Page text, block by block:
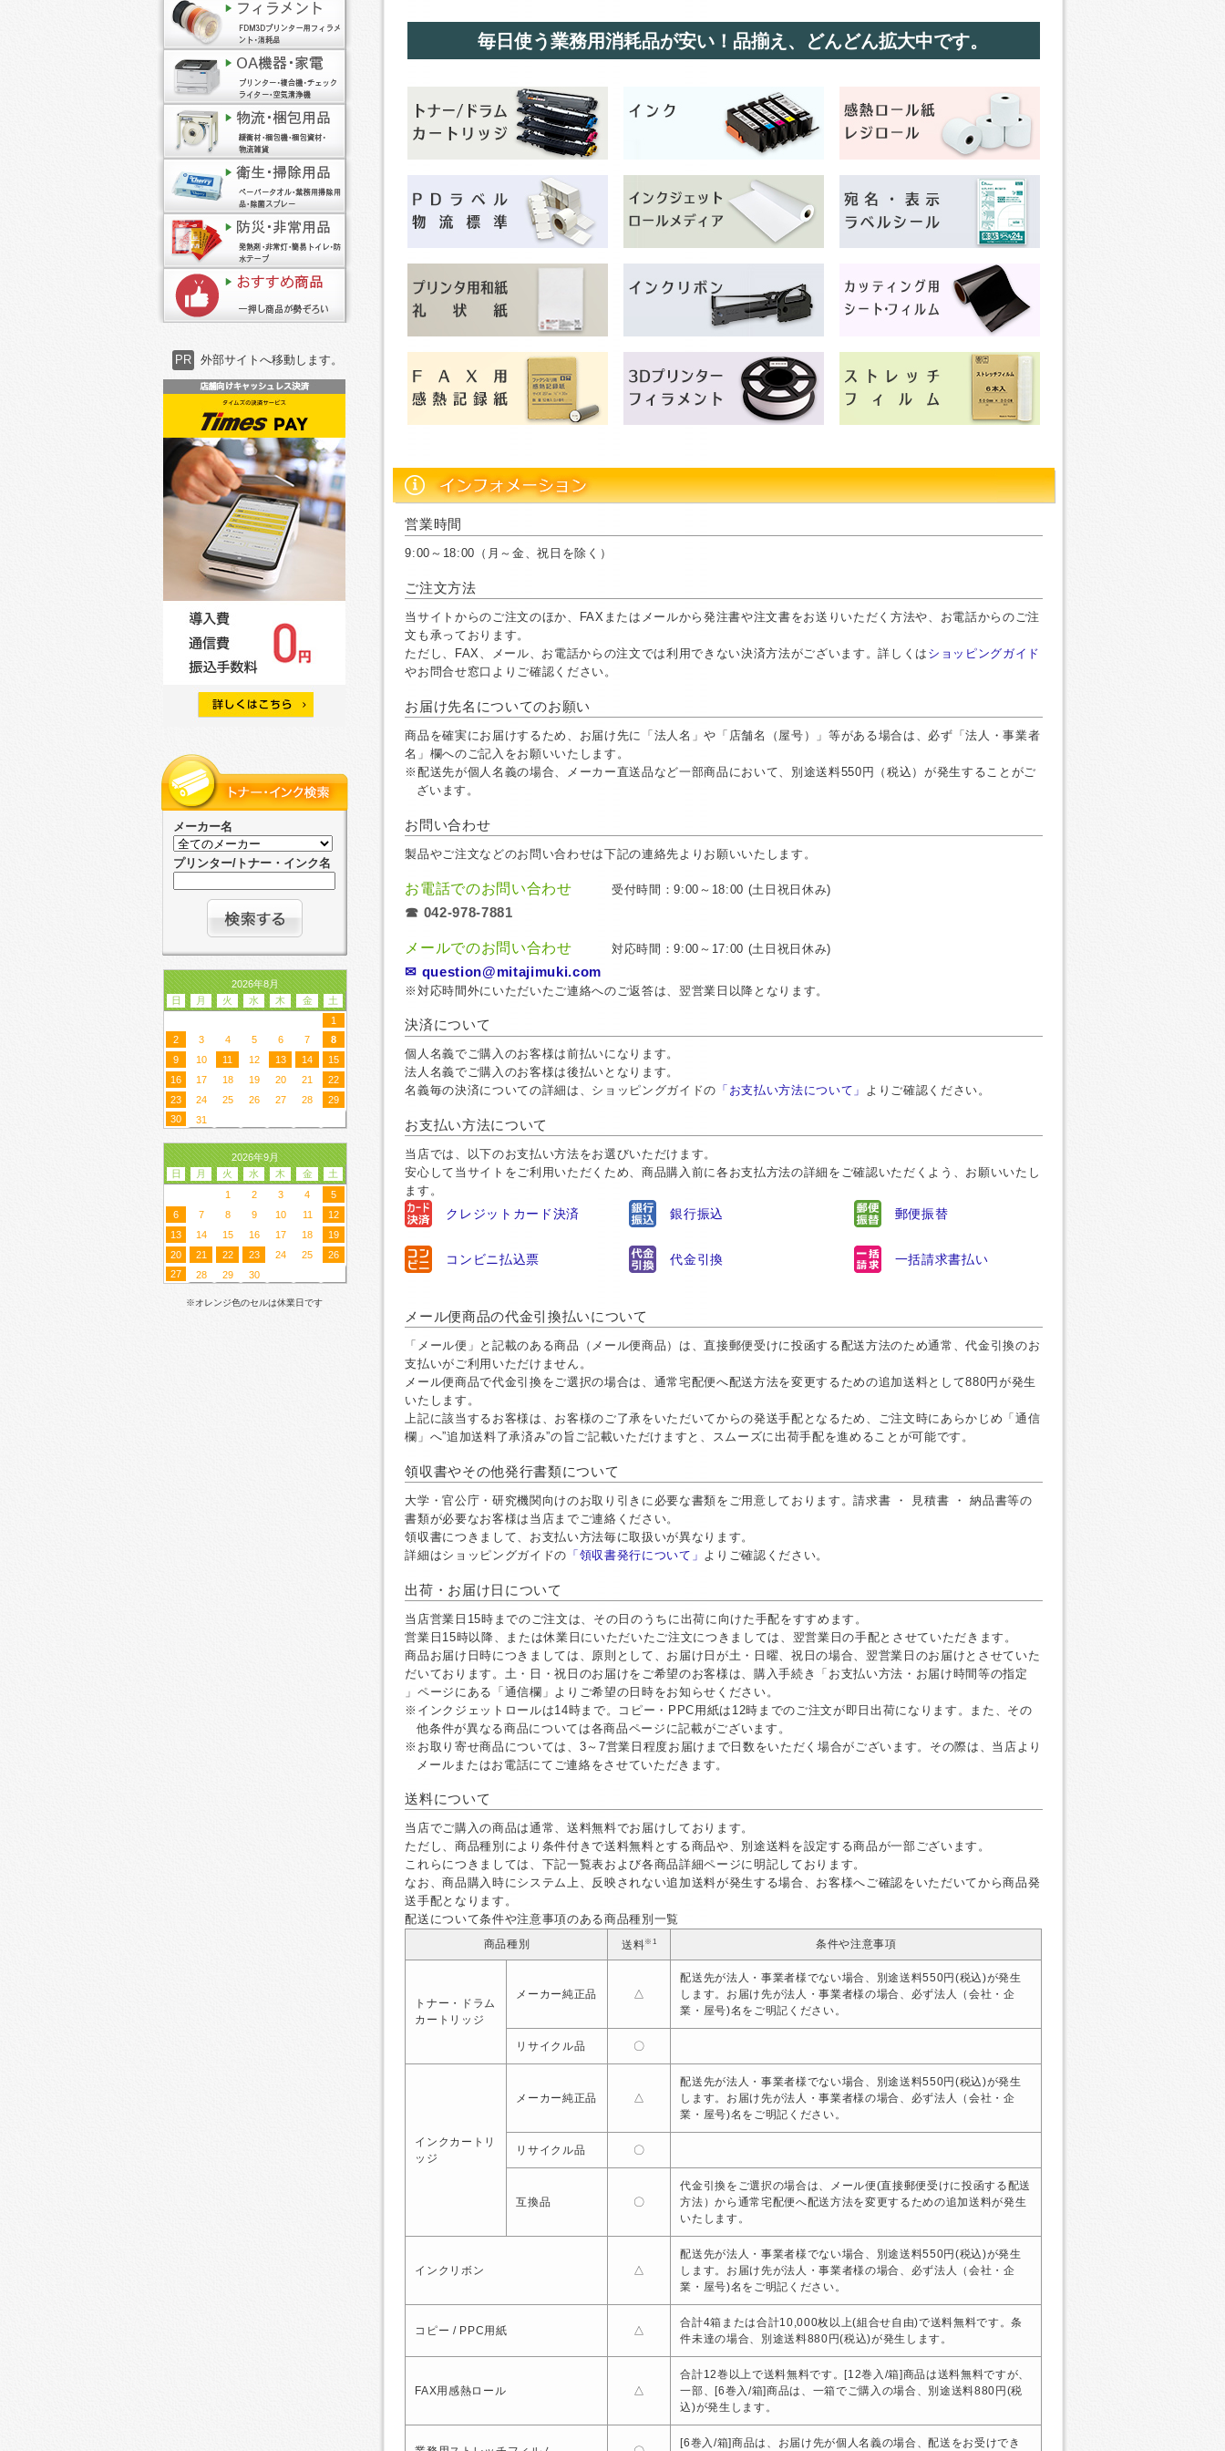
PR 外部サイトへ移動します。
メーカー名
プリンター/トナー・インク名
2026年8月
日
月 火 水 木 金
土
1
2
3 4 5 6 7
8
9
10 11 12 13 14
15
16
17 18 19 20 21
22
23
24 25 26 27 28
29
30
31
2026年9月
日
月 火 水 木 金
土
1
2 3 4
5
6
7 8 9 10 11
12
13
14 15 16 17 18
19
20
21 22 23 24 25
26
27
28 29 30
※オレンジ色のセルは休業日です
毎日使う業務用消耗品が安い！品揃え、どんどん拡大中です。
営業時間
9:00～18:00（月～金、祝日を除く）
ご注文方法
当サイトからのご注文のほか、FAXまたはメールから発注書や注文書をお送りいただく方法や、お電話からのご注
文も承っております。
ただし、FAX、メール、お電話からの注文では利用できない決済方法がございます。詳しくは ショッピングガイド
やお問合せ窓口よりご確認ください。
お届け先名についてのお願い
商品を確実にお届けするため、お届け先に「法人名」や「店舗名（屋号）」等がある場合は、必ず「法人・事業者
名」欄へのご記入をお願いいたします。
※配送先が個人名義の場合、メーカー直送品など一部商品において、別途送料550円（税込）が発生することがご
ざいます。
お問い合わせ
製品やご注文などのお問い合わせは下記の連絡先よりお願いいたします。
お電話でのお問い合わせ 受付時間：9:00～18:00 (土日祝日休み)
☎ 042-978-7881
メールでのお問い合わせ 対応時間：9:00～17:00 (土日祝日休み)
✉ question@mitajimuki.com
※対応時間外にいただいたご連絡へのご返答は、翌営業日以降となります。
決済について
個人名義でご購入のお客様は前払いになります。
法人名義でご購入のお客様は後払いとなります。
名義毎の決済についての詳細は、ショッピングガイドの 「お支払い方法について」 よりご確認ください。
お支払い方法について
当店では、以下のお支払い方法をお選びいただけます。
安心して当サイトをご利用いただくため、商品購入前に各お支払方法の詳細をご確認いただくよう、お願いいたし
ます。
クレジットカード決済 銀行振込 郵便振替
コンビニ払込票 代金引換 一括請求書払い
メール便商品の代金引換払いについて
「メール便」と記載のある商品（メール便商品）は、直接郵便受けに投函する配送方法のため通常、代金引換のお
支払いがご利用いただけません。
メール便商品で代金引換をご選択の場合は、通常宅配便へ配送方法を変更するための追加送料として880円が発生
いたします。
上記に該当するお客様は、お客様のご了承をいただいてからの発送手配となるため、ご注文時にあらかじめ「通信
欄」へ”追加送料了承済み”の旨ご記載いただけますと、スムーズに出荷手配を進めることが可能です。
領収書やその他発行書類について
大学・官公庁・研究機関向けのお取り引きに必要な書類をご用意しております。請求書 ・ 見積書 ・ 納品書等の
書類が必要なお客様は当店までご連絡ください。
領収書につきまして、お支払い方法毎に取扱いが異なります。
詳細はショッピングガイドの 「領収書発行について」 よりご確認ください。
出荷・お届け日について
当店営業日15時までのご注文は、その日のうちに出荷に向けた手配をすすめます。
営業日15時以降、または休業日にいただいたご注文につきましては、翌営業日の手配とさせていただきます。
商品お届け日時につきましては、原則として、お届け日が土・日曜、祝日の場合、翌営業日のお届けとさせていた
だいております。土・日・祝日のお届けをご希望のお客様は、購入手続き「お支払い方法・お届け時間等の指定
」ページにある「通信欄」よりご希望の日時をお知らせください。
※インクジェットロールは14時まで。コピー・PPC用紙は12時までのご注文が即日出荷になります。また、その
他条件が異なる商品については各商品ページに記載がございます。
※お取り寄せ商品については、3～7営業日程度お届けまで日数をいただく場合がございます。その際は、当店より
メールまたはお電話にてご連絡をさせていただきます。
送料について
当店でご購入の商品は通常、送料無料でお届けしております。
ただし、商品種別により条件付きで送料無料とする商品や、別途送料を設定する商品が一部ございます。
これらにつきましては、下記一覧表および各商品詳細ページに明記しております。
なお、商品購入時にシステム上、反映されない追加送料が発生する場合、お客様へご確認をいただいてから商品発
送手配となります。
配送について条件や注意事項のある商品種別一覧
商品種別 送料※1 条件や注意事項
トナー・ドラム
カートリッジ
メーカー純正品 △
配送先が法人・事業者様でない場合、別途送料550円(税込)が発生
します。お届け先が法人・事業者様の場合、必ず法人（会社・企
業・屋号)名をご明記ください。
リサイクル品 〇
インクカートリ
ッジ
メーカー純正品 △
配送先が法人・事業者様でない場合、別途送料550円(税込)が発生
します。お届け先が法人・事業者様の場合、必ず法人（会社・企
業・屋号)名をご明記ください。
リサイクル品 〇
互換品 〇
代金引換をご選択の場合は、メール便(直接郵便受けに投函する配送
方法）から通常宅配便へ配送方法を変更するための追加送料が発生
いたします。
インクリボン △
配送先が法人・事業者様でない場合、別途送料550円(税込)が発生
します。お届け先が法人・事業者様の場合、必ず法人（会社・企
業・屋号)名をご明記ください。
コピー / PPC用紙 △
合計4箱または合計10,000枚以上(組合せ自由)で送料無料です。条
件未達の場合、別途送料880円(税込)が発生します。
FAX用感熱ロール △
合計12巻以上で送料無料です。[12巻入/箱]商品は送料無料ですが、
一部、[6巻入/箱]商品は、一箱でご購入の場合、別途送料880円(税
込)が発生します。
[6巻入/箱]商品は、お届け先が個人名義の場合、配送をお受けでき